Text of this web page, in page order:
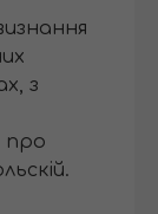
з
про